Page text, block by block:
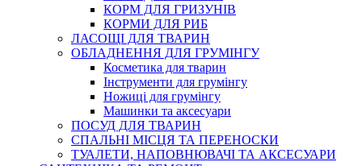
КОРМ ДЛЯ ГРИЗУНІВ
КОРМИ ДЛЯ РИБ
ЛАСОЩІ ДЛЯ ТВАРИН
ОБЛАДНЕННЯ ДЛЯ ГРУМІНГУ
Косметика для тварин
Інструменти для грумінгу
Ножиці для грумінгу
Машинки та аксесуари
ПОСУД ДЛЯ ТВАРИН
СПАЛЬНІ МІСЦЯ ТА ПЕРЕНОСКИ
ТУАЛЕТИ, НАПОВНЮВАЧІ ТА АКСЕСУАРИ